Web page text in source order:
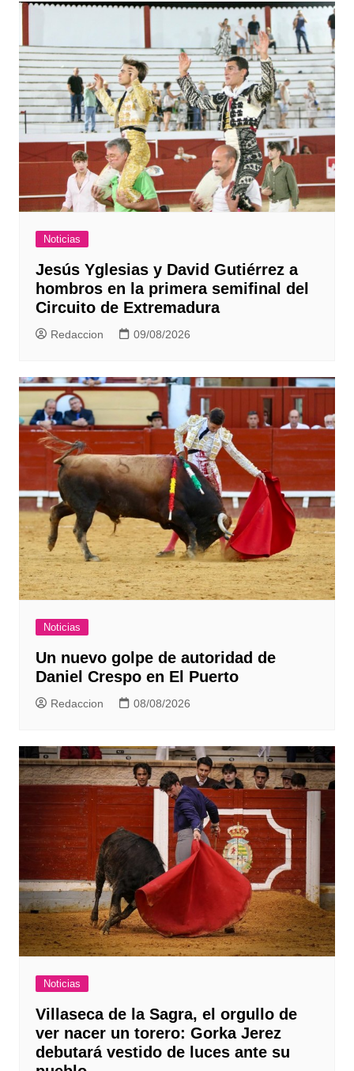
Noticias
Jesús Yglesias y David Gutiérrez a
hombros en la primera semifinal del
Circuito de Extremadura
Redaccion 09/08/2026
Noticias
Un nuevo golpe de autoridad de
Daniel Crespo en El Puerto
Redaccion 08/08/2026
Noticias
Villaseca de la Sagra, el orgullo de
ver nacer un torero: Gorka Jerez
debutará vestido de luces ante su